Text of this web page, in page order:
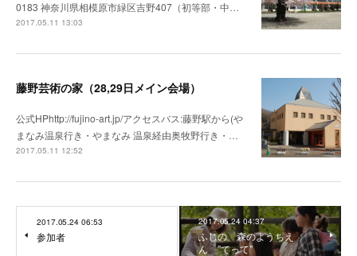
0183 神奈川県相模原市緑区吉野407（初等部・中…
2017.05.11 13:03
藤野芸術の家（28,29日メイン会場）
公式HPhttp://fujino-art.jp/アクセスバス:藤野駅から(や
まなみ温泉行き・やまなみ 温泉経由奥牧野行き・…
2017.05.11 12:52
2017.05.24 06:53
参加者
2017.05.24 04:37
ふじの 森のようちえ
ん ”てって”